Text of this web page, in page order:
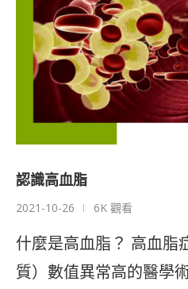
認識高血脂
2021-10-26 6K 觀看
什麼是高血脂？ 高血脂
質）數值異常高的醫學